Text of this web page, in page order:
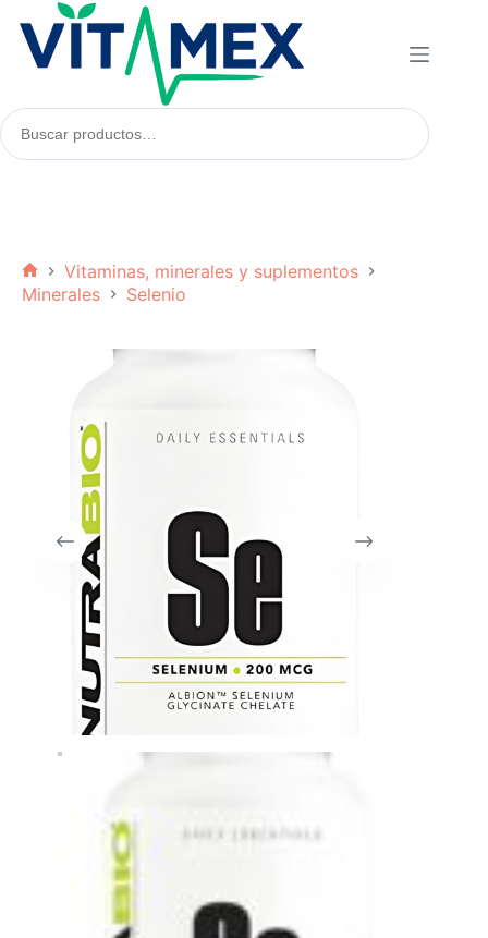
contenido
Buscar
productos:
Inicio
Vitaminas, minerales y suplementos
Minerales
Selenio